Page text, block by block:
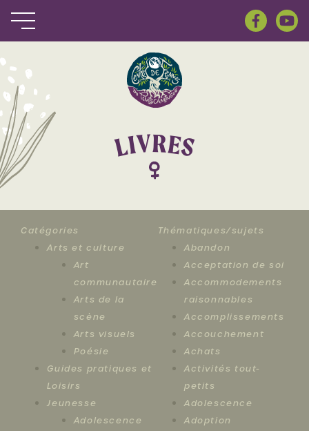
LIVRES
Catégories
Arts et culture
Art
communautaire
Arts de la
scène
Arts visuels
Poésie
Guides pratiques et
Loisirs
Jeunesse
Adolescence
Thématiques/sujets
Abandon
Acceptation de soi
Accommodements
raisonnables
Accomplissements
Accouchement
Achats
Activités tout-
petits
Adolescence
Adoption